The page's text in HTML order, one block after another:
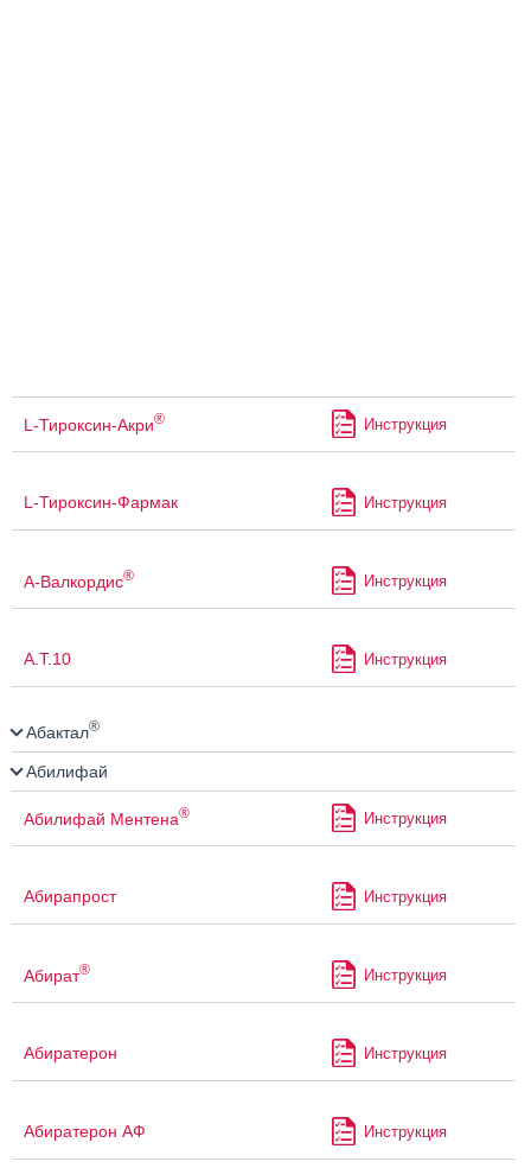
L-Тироксин-Акри® Инструкция
L-Тироксин-Фармак Инструкция
А-Валкордис® Инструкция
А.Т.10 Инструкция
Абактал®
Абилифай
Абилифай Ментена® Инструкция
Абирапрост Инструкция
Абират® Инструкция
Абиратерон Инструкция
Абиратерон АФ Инструкция